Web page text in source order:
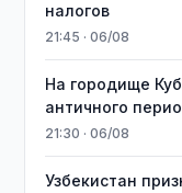
налогов
21:45 · 06/08
На городище
античного
21:30 · 06/08
Узбекистан